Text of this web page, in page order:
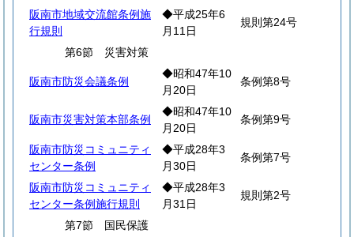
阪南市地域交流館条例施
行規則
◆平成25年6
月11日
規則第24号
第6節 災害対策
阪南市防災会議条例
◆昭和47年10
月20日
条例第8号
阪南市災害対策本部条例
◆昭和47年10
月20日
条例第9号
阪南市防災コミュニティ
センター条例
◆平成28年3
月30日
条例第7号
阪南市防災コミュニティ
センター条例施行規則
◆平成28年3
月31日
規則第2号
第7節 国民保護